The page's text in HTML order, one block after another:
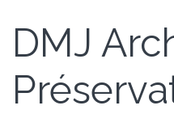
DMJ